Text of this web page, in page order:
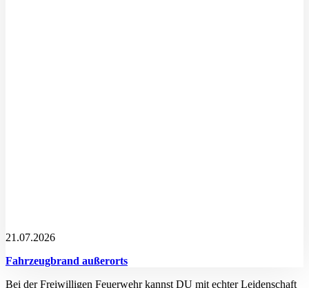
21.07.2026
Fahrzeugbrand außerorts
Bei der Freiwilligen Feuerwehr kannst DU mit echter Leidenschaft